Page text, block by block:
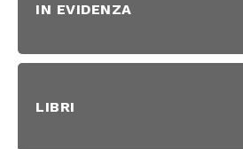
IN EVIDENZA
LIBRI